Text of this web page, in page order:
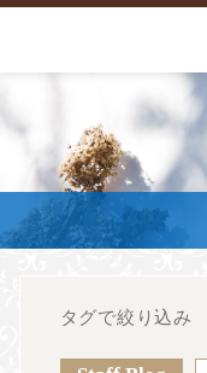
タグで絞り込み